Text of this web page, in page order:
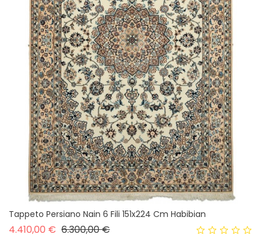
Tappeto Persiano Nain 6 Fili 151x224 Cm Habibian
4.410,00 € Prezzo base
6.300,00 €Prezzo